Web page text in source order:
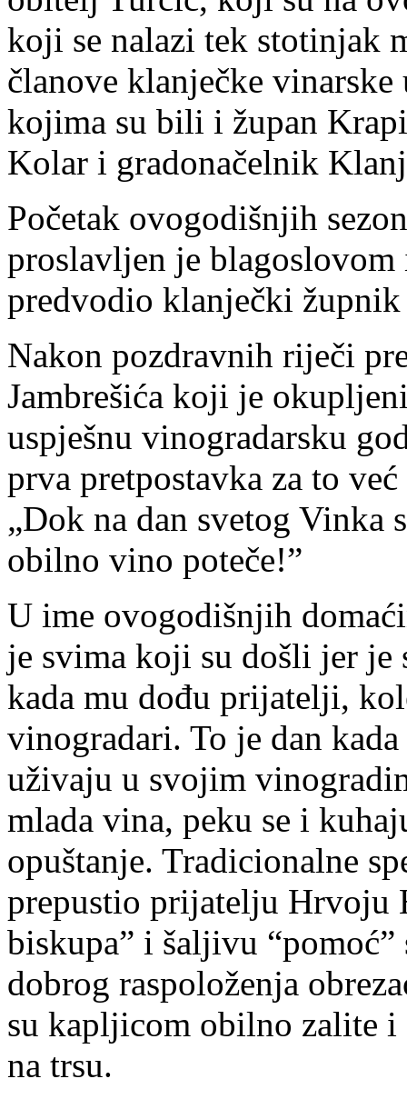
koji se nalazi tek stotinjak
članove klanječke
kojima su bili i župan
Kolar i gradonačelnik
Početak ovogodišnjih
proslavljen je
predvodio klanječki
Nakon pozdravnih riječi
Jambrešića koji je
uspješnu vinogradarsku
prva pretpostavka za to
„Dok na dan svetog Vinka
obilno vino poteče!”
U ime ovogodišnjih
je svima koji su došli jer je
kada mu dođu prijatelji,
vinogradari. To je dan
uživaju u svojim
mlada vina, peku se i
opuštanje. Tradicionalne
prepustio prijatelju Hrvoju
biskupa” i šaljivu
dobrog raspoloženja
su kapljicom obilno zalite i
na trsu.